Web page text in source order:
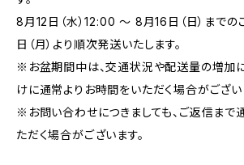
8月12日（水）12:00 ～ 8月16日（日）までの
日（月）より順次発送いたします。
※お盆期間中は、交通状況や配送量の増加に
けに通常よりお時間をいただく場合がござい
※お問い合わせにつきましても、ご返信まで
ただく場合がございます。